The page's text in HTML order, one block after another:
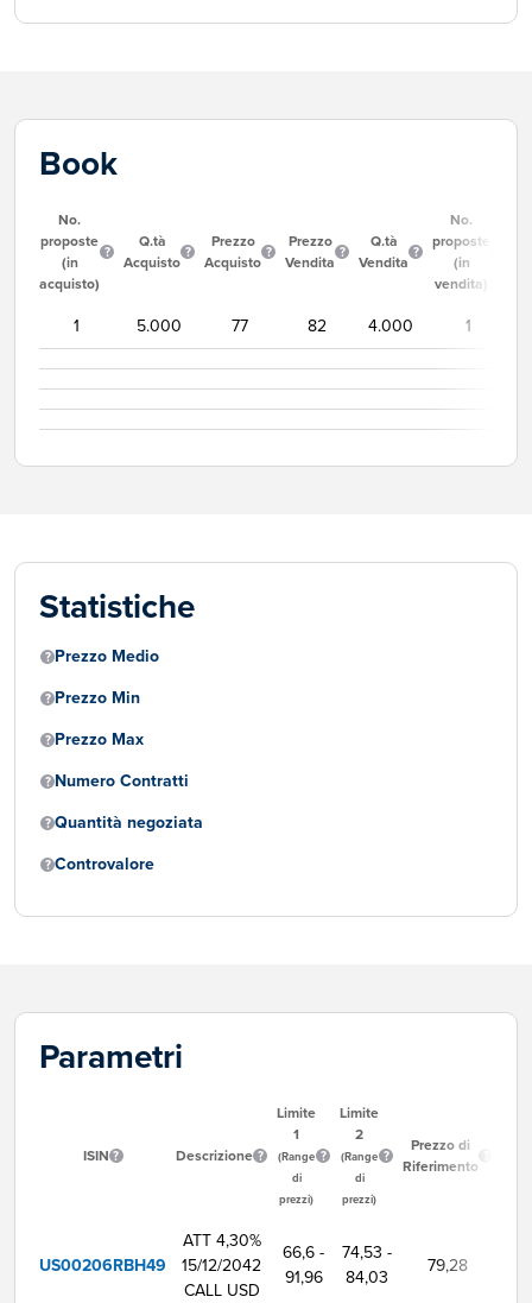
Book
No.
proposte
(in
acquisto)
Q.tà
Acquisto
Prezzo
Acquisto
Prezzo
Vendita
Q.tà
Vendita
No.
proposte
(in
vendita)
1 5.000 77 82 4.000 1
Statistiche
Prezzo Medio
Prezzo Min
Prezzo Max
Numero Contratti
Quantità negoziata
Controvalore
Parametri
ISIN Descrizione
Limite
1
(Range
di
prezzi)
Limite
2
(Range
di
prezzi)
Prezzo di
Riferimento
US00206RBH49
ATT 4,30%
15/12/2042
CALL USD
66,6 -
91,96
74,53 -
84,03
79,28